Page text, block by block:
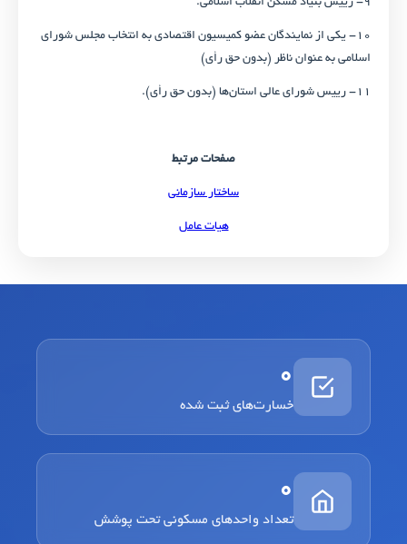
۹- رییس بنیاد مسکن انقلاب اسلامی.
۱۰- یکی از نمایندگان عضو کمیسیون اقتصادی به انتخاب مجلس شورای
اسلامی به عنوان ناظر (بدون حق رأى)
۱۱- رییس شورای عالی استان‌ها (بدون حق رأی).
صفحات مرتبط
ساختار سازمانی
هیات عامل
0
خسارت‌های ثبت شده
0
تعداد واحدهای مسکونی تحت پوشش